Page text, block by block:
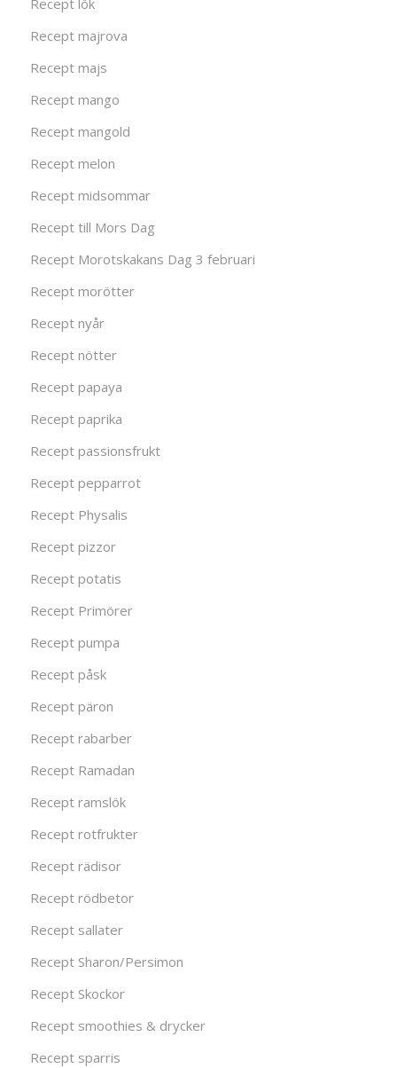
Recept lök
Recept majrova
Recept majs
Recept mango
Recept mangold
Recept melon
Recept midsommar
Recept till Mors Dag
Recept Morotskakans Dag 3 februari
Recept morötter
Recept nyår
Recept nötter
Recept papaya
Recept paprika
Recept passionsfrukt
Recept pepparrot
Recept Physalis
Recept pizzor
Recept potatis
Recept Primörer
Recept pumpa
Recept påsk
Recept päron
Recept rabarber
Recept Ramadan
Recept ramslök
Recept rotfrukter
Recept rädisor
Recept rödbetor
Recept sallater
Recept Sharon/Persimon
Recept Skockor
Recept smoothies & drycker
Recept sparris